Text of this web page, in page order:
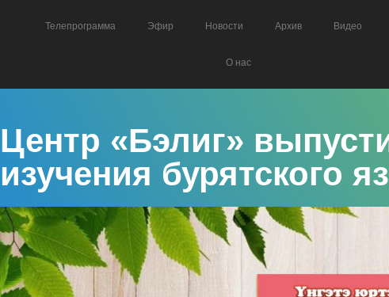
Телепрограмма Эфир Новости Архив Видео
О нас
Центр «Бэлиг»
изучения бурятского